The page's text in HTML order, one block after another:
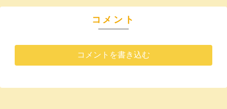
コメント
コメントを書き込む